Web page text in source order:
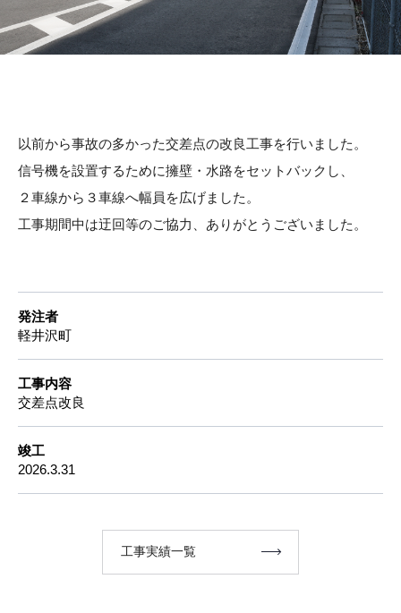
以前から事故の多かった交差点の改良工事を行いました。
信号機を設置するために擁壁・水路をセットバックし、
２車線から３車線へ幅員を広げました。
工事期間中は迂回等のご協力、ありがとうございました。
発注者
軽井沢町
工事内容
交差点改良
竣工
2026.3.31
工事実績一覧